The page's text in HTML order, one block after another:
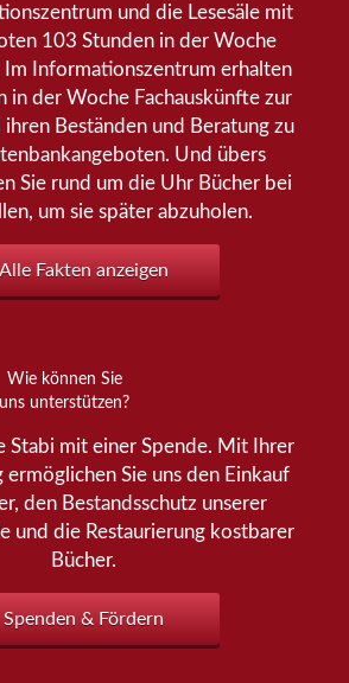
und die Lesesäle mit
103 Stunden in der Woche
Im Informationszentrum erhalten
in der Woche Fachauskünfte zur
Beständen und Beratung zu
Und übers
Sie rund um die Uhr Bücher bei
um sie später abzuholen.
Alle Fakten anzeigen
Wie können Sie
uns unterstützen?
Stabi mit einer Spende. Mit Ihrer
Sie uns den Einkauf
den Bestandsschutz unserer
und die Restaurierung kostbarer
Bücher.
Spenden & Fördern